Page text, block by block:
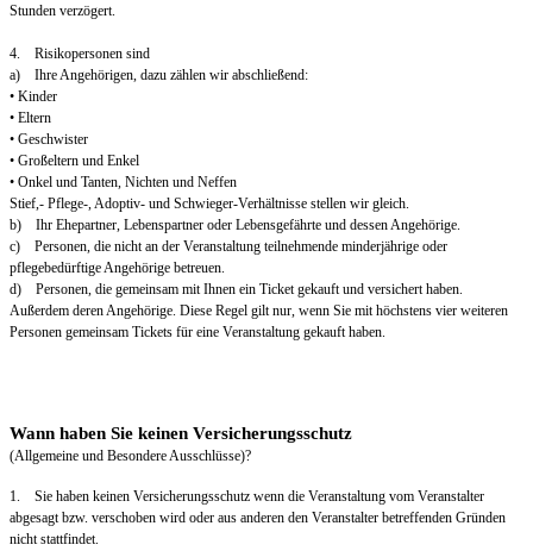
Stunden verzögert.
4. Risikopersonen sind
a) Ihre Angehörigen, dazu zählen wir abschließend:
• Kinder
• Eltern
• Geschwister
• Großeltern und Enkel
• Onkel und Tanten, Nichten und Neffen
Stief,- Pflege-, Adoptiv- und Schwieger-Verhältnisse stellen wir gleich.
b) Ihr Ehepartner, Lebenspartner oder Lebensgefährte und dessen Angehörige.
c) Personen, die nicht an der Veranstaltung teilnehmende minderjährige oder
pflegebedürftige Angehörige betreuen.
d) Personen, die gemeinsam mit Ihnen ein Ticket gekauft und versichert haben.
Außerdem deren Angehörige. Diese Regel gilt nur, wenn Sie mit höchstens vier weiteren
Personen gemeinsam Tickets für eine Veranstaltung gekauft haben.
Wann haben Sie keinen Versicherungsschutz
(Allgemeine und Besondere Ausschlüsse)?
1. Sie haben keinen Versicherungsschutz wenn die Veranstaltung vom Veranstalter
abgesagt bzw. verschoben wird oder aus anderen den Veranstalter betreffenden Gründen
nicht stattfindet.